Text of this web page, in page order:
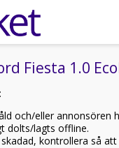
Fiesta 1.0
och/eller annonsören
dolts/lagts offline.
kontrollera så